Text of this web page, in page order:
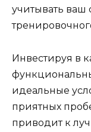
учитывать ваш
Инвестируя в
идеальные
приятных
приводит к